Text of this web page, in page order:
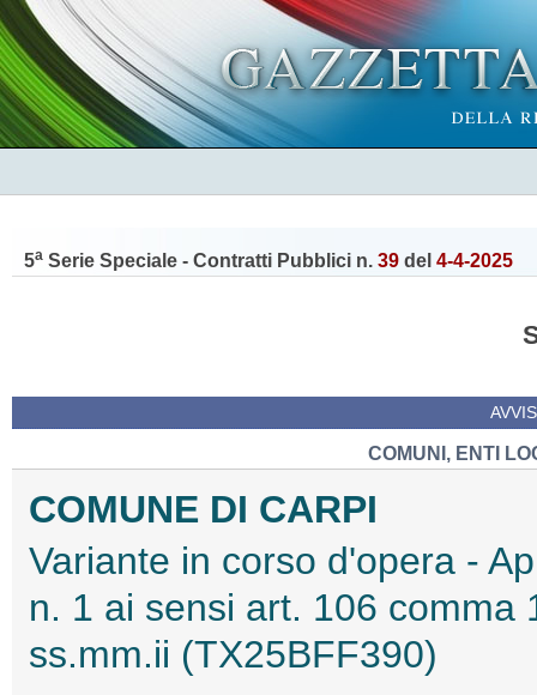
5a Serie Speciale - Contratti Pubblici n. 39 del 4-4-2025
COMUNI, ENTI
COMUNE DI CARPI
Variante in corso d'opera -
n. 1 ai sensi art. 106 comma
ss.mm.ii (TX25BFF390)